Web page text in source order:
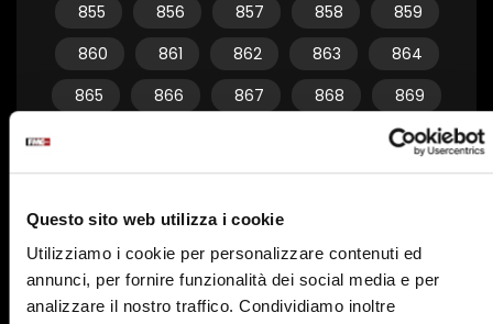
Questo sito web utilizza i cookie
Utilizziamo i cookie per personalizzare contenuti ed
annunci, per fornire funzionalità dei social media e per
analizzare il nostro traffico. Condividiamo inoltre
855
856 857 858
859
860
861 862 863
864
865
866 867 868
869
874
875
876 877 878
879
880
881 882
885
886 887 888
889
890
891 892 893 894